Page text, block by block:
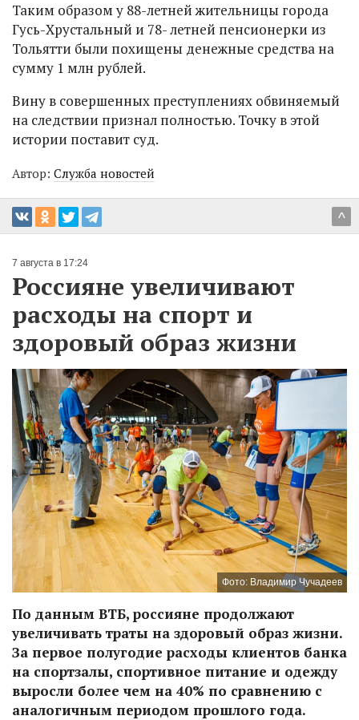
Таким образом у 88-летней жительницы города
Гусь-Хрустальный и 78- летней пенсионерки из
Тольятти были похищены денежные средства на
сумму 1 млн рублей.
Вину в совершенных преступлениях обвиняемый
на следствии признал полностью. Точку в этой
истории поставит суд.
Автор: Служба новостей
^
7 августа в 17:24
Россияне увеличивают
расходы на спорт и
здоровый образ жизни
Фото: Владимир Чучадеев
По данным ВТБ, россияне продолжают
увеличивать траты на здоровый образ жизни.
За первое полугодие расходы клиентов банка
на спортзалы, спортивное питание и одежду
выросли более чем на 40% по сравнению с
аналогичным периодом прошлого года.